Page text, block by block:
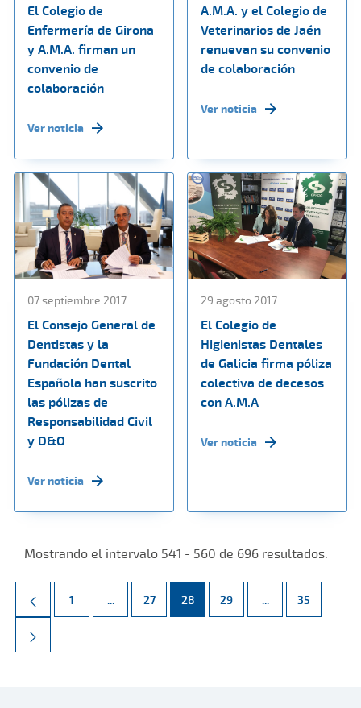
El Colegio de
Enfermería de Girona
y A.M.A. firman un
convenio de
colaboración
Ver noticia
A.M.A. y el Colegio de
Veterinarios de Jaén
renuevan su convenio
de colaboración
Ver noticia
07 septiembre 2017
El Consejo General de
Dentistas y la
Fundación Dental
Española han suscrito
las pólizas de
Responsabilidad Civil
y D&O
Ver noticia
29 agosto 2017
El Colegio de
Higienistas Dentales
de Galicia firma póliza
colectiva de decesos
con A.M.A
Ver noticia
Mostrando el intervalo 541 - 560 de 696 resultados.
Página
1 ... Páginas intermedias Use TAB para desplazarse.
Página
27 Página
28 Página
29 ... Páginas
Página
35